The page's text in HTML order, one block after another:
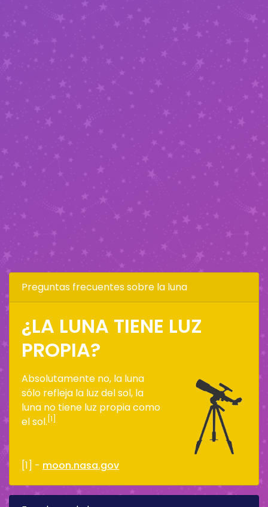
Preguntas frecuentes sobre la luna
¿LA LUNA TIENE LUZ
PROPIA?
Absolutamente no, la luna
sólo refleja la luz del sol, la
luna no tiene luz propia como
el sol. [1]
[1] - moon.nasa.gov